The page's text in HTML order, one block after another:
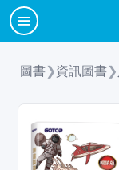
圖書❯資訊圖書❯